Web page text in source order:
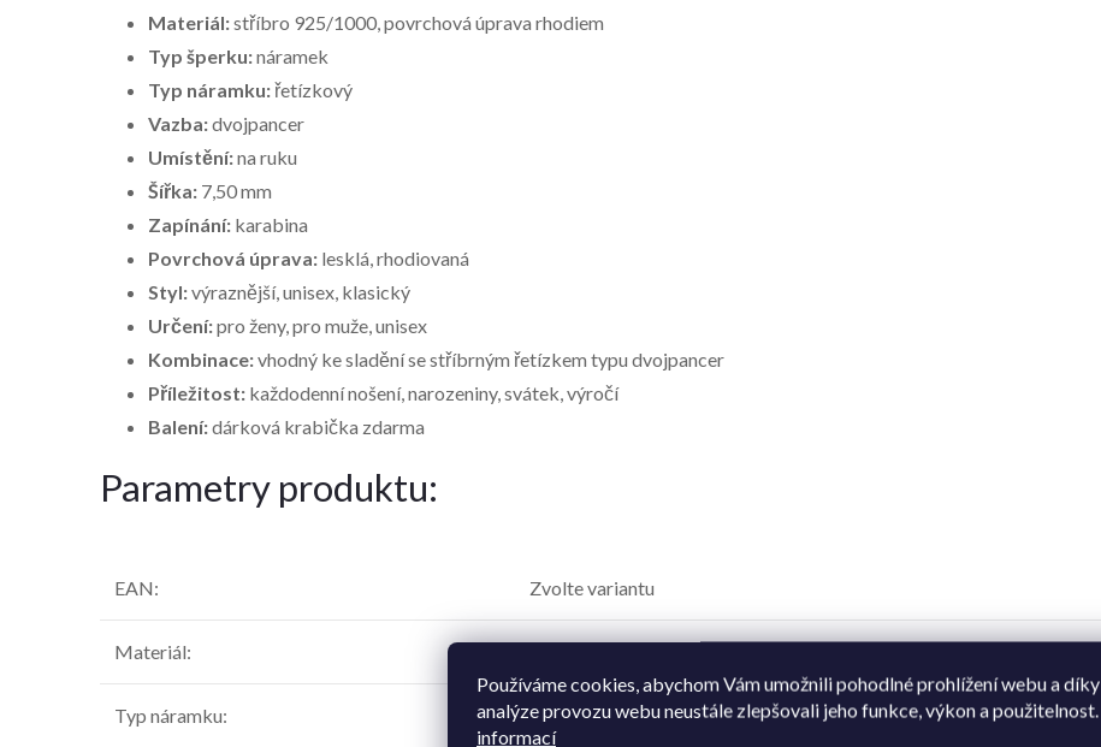
Používáme cookies, abychom Vám umožnili pohodlné prohlížení webu a díky
analýze provozu webu neustále zlepšovali jeho funkce, výkon a použitelnost.
informací
Materiál:stříbro 925/1000, povrchová úprava rhodiem
Typ šperku:náramek
Typ náramku:řetízkový
Vazba:dvojpancer
Umístění:na ruku
Šířka: 7,50 mm
Zapínání: karabina
Povrchová úprava: lesklá, rhodiovaná
Styl:výraznější, unisex, klasický
Určení:pro ženy, pro muže, unisex
Kombinace:vhodný ke sladění se stříbrným řetízkem typu dvojpancer
Příležitost: každodenní nošení, narozeniny, svátek, výročí
Balení:dárková krabička zdarma
Parametry produktu:
EAN: Zvolte variantu
Materiál:
Typ náramku: řetízkový